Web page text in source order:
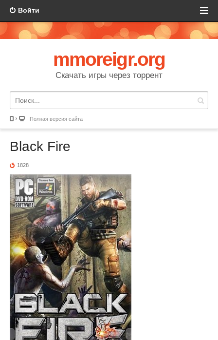
Войти
mmoreigr.org
Скачать игры через торрент
Полная версия сайта
Black Fire
1828